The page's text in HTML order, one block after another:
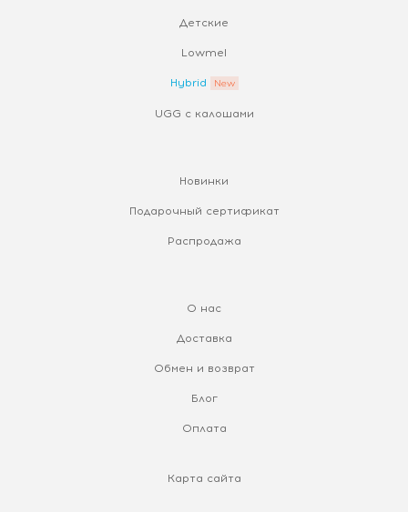
Детские
Lowmel
Hybrid
UGG с калошами
Новинки
Подарочный сертификат
Распродажа
О нас
Доставка
Обмен и возврат
Блог
Оплата
Карта сайта